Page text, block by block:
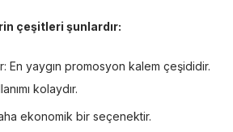
çeşitleri şunlardır:
En yaygın promosyon kalem çeşididir.
kolaydır.
ekonomik bir seçenektir.